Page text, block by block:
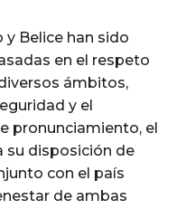
y Belice han sido
en el respeto
ámbitos,
y el
pronunciamiento, el
su disposición de
con el país
de ambas